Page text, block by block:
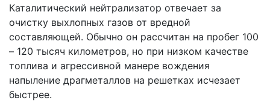
Каталитический нейтрализатор отвечает за
очистку выхлопных газов от вредной
составляющей. Обычно он рассчитан на пробег 100
– 120 тысяч километров, но при низком качестве
топлива и агрессивной манере вождения
напыление драгметаллов на решетках исчезает
быстрее.